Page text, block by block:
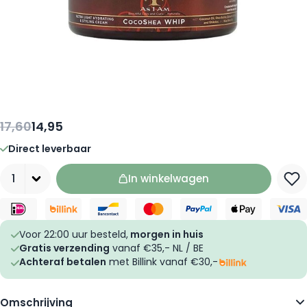
17,6014,95
Direct leverbaar
In winkelwagen
Voor 22:00 uur besteld, morgen in huis
Gratis verzending vanaf €35,- NL / BE
Achteraf betalen met Billink vanaf €30,-
Omschrijving